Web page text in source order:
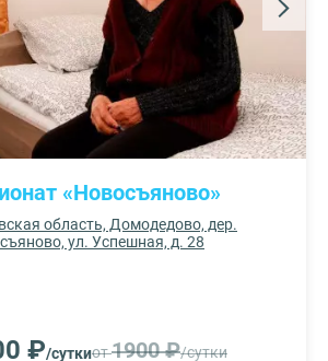
«Новосъяново»
область, Домодедово, дер.
ул. Успешная, д. 28
₽/суткиот1900 ₽/сутки